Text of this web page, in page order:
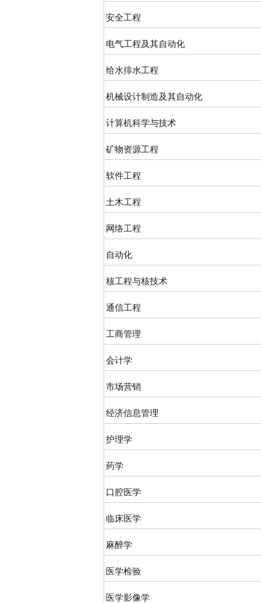
安全工程
电气工程及其自动化
给水排水工程
机械设计制造及其自动化
计算机科学与技术
矿物资源工程
软件工程
土木工程
网络工程
自动化
核工程与核技术
通信工程
工商管理
会计学
市场营销
经济信息管理
护理学
药学
口腔医学
临床医学
麻醉学
医学检验
医学影像学